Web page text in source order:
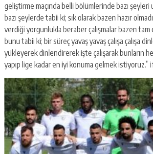
geliştirme maçında belli bölümlerinde bazı şeyleri
bazı şeylerde tabii ki; sık olarak bazen hazır
verdiği yorgunlukla beraber çalışmalar bazen tam
bunu tabii ki; bir süreç yavaş yavaş çalışa çalışa
yükleyerek dinlendirerek işte çalışarak bunların
yapıp lige kadar en iyi konuma gelmek istiyoruz.”